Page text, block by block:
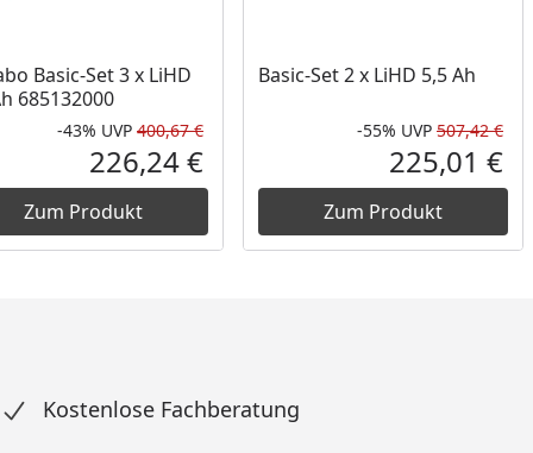
Basic-Set 3 x LiHD
685132000
Rabatt in Prozent
-43%
Ursprünglicher Preis
UVP 400,67 €
Aktueller Preis
226,24 €
Zum Produkt
Basic-Set 2 x LiHD 5,5 Ah
-55% UVP 507,42 €
225,01 €
Zum Produkt
Kostenlose Fachberatung